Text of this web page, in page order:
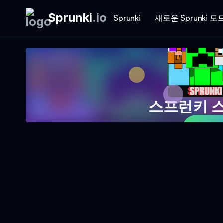
Sprunki.io Sprunki 새로운 Sprunki 모
스프런키